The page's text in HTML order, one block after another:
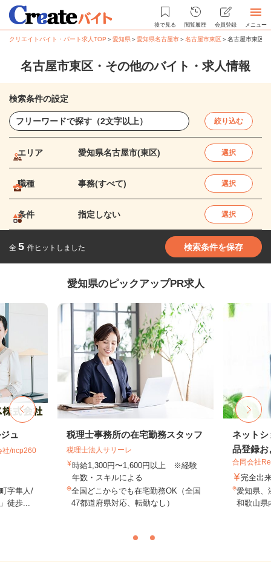
後で見る 閲覧履歴 会員登録 メニュー
クリエイトバイト・パート求人TOP ＞愛知県＞愛知県名古屋市＞名古屋市東区＞名古屋市東区
名古屋市東区・その他のバイト・求人情報
検索条件の設定
絞り込む
エリア 愛知県名古屋市(東区) 選択
職種 事務(すべて) 選択
条件 指定しない 選択
全 5 件ヒットしました 検索条件を保存
愛知県のピックアップPR求人
ュ
社/ncp260
字隼人/
徒歩...
税理士事務所の在宅勤務スタッフ
税理士法人サリーレ
時給1,300円〜1,600円以上 ※経験
年数・スキルによる
全国どこからでも在宅勤務OK（全国
47都道府県対応、転勤なし）
ネットシ
品登録お
合同会社
完全出
愛知県、
和歌山